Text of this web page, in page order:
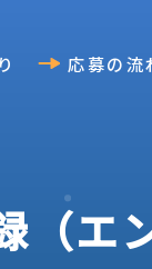
応募の流
（エ